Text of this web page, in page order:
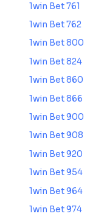
1win Bet 761
1win Bet 762
1win Bet 800
1win Bet 824
1win Bet 860
1win Bet 866
1win Bet 900
1win Bet 908
1win Bet 920
1win Bet 954
1win Bet 964
1win Bet 974